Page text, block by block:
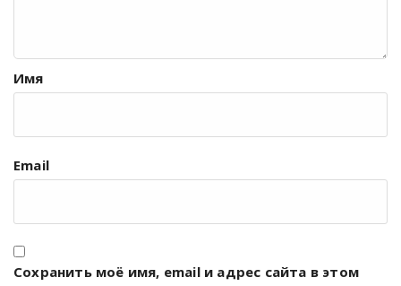
Имя
Email
Сохранить моё имя, email и адрес сайта в этом